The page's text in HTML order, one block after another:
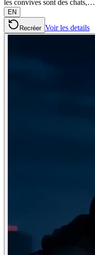
les convives sont des chats,…
EN
Recréer Voir les details